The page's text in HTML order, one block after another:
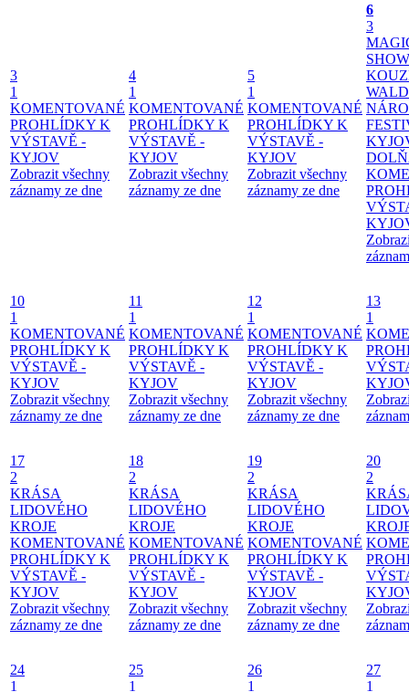
3
1
KOMENTOVANÉ
PROHLÍDKY K
VÝSTAVĚ -
KYJOV
Zobrazit všechny
záznamy ze dne
4
1
KOMENTOVANÉ
PROHLÍDKY K
VÝSTAVĚ -
KYJOV
Zobrazit všechny
záznamy ze dne
5
1
KOMENTOVANÉ
PROHLÍDKY K
VÝSTAVĚ -
KYJOV
Zobrazit všechny
záznamy ze dne
6
3
10
1
KOMENTOVANÉ
PROHLÍDKY K
VÝSTAVĚ -
KYJOV
Zobrazit všechny
záznamy ze dne
11
1
KOMENTOVANÉ
PROHLÍDKY K
VÝSTAVĚ -
KYJOV
Zobrazit všechny
záznamy ze dne
12
1
KOMENTOVANÉ
PROHLÍDKY K
VÝSTAVĚ -
KYJOV
Zobrazit všechny
záznamy ze dne
13
1
17
2
KRÁSA
LIDOVÉHO
KROJE
KOMENTOVANÉ
PROHLÍDKY K
VÝSTAVĚ -
KYJOV
Zobrazit všechny
záznamy ze dne
18
2
KRÁSA
LIDOVÉHO
KROJE
KOMENTOVANÉ
PROHLÍDKY K
VÝSTAVĚ -
KYJOV
Zobrazit všechny
záznamy ze dne
19
2
KRÁSA
LIDOVÉHO
KROJE
KOMENTOVANÉ
PROHLÍDKY K
VÝSTAVĚ -
KYJOV
Zobrazit všechny
záznamy ze dne
20
2
24
1
25
1
26
1
27
1